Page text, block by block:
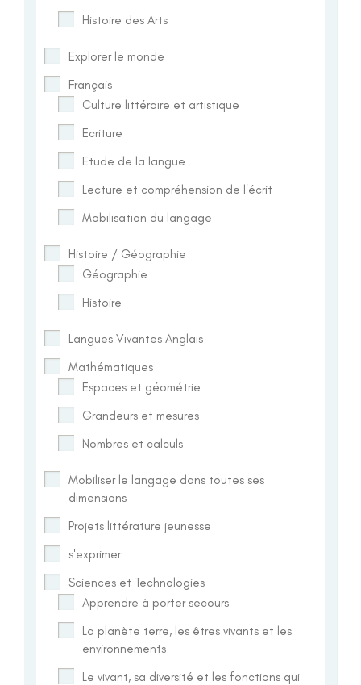
Histoire des Arts
Explorer le monde
Français
Culture littéraire et artistique
Ecriture
Etude de la langue
Lecture et compréhension de l'écrit
Mobilisation du langage
Histoire / Géographie
Géographie
Histoire
Langues Vivantes Anglais
Mathématiques
Espaces et géométrie
Grandeurs et mesures
Nombres et calculs
Mobiliser le langage dans toutes ses
dimensions
Projets littérature jeunesse
s'exprimer
Sciences et Technologies
Apprendre à porter secours
La planète terre, les êtres vivants et les
environnements
Le vivant, sa diversité et les fonctions qui